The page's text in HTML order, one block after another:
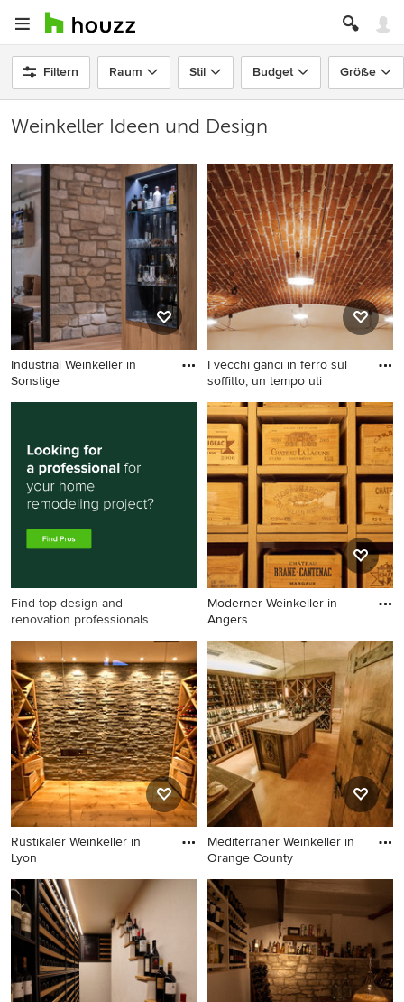
Filtern Raum Stil Budget Größe
Weinkeller Ideen und Design
Industrial Weinkeller in
Sonstige
Industrial Weinkeller in
I vecchi ganci in ferro sul
soffitto, un tempo uti
Mittelgroßer Moderner
Weinkeller mit Porzellan-
Bodenfliesen in Mailand
Find top design and
renovation professionals on
Moderner Weinkeller in
Angers
Moderner Weinkeller in
Angers
Rustikaler Weinkeller in
Lyon
Rustikaler Weinkeller in Lyon
Mediterraner Weinkeller in
Orange County
Mediterraner Weinkeller in
Orange County